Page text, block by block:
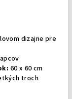
dizajne pre
60 x 60 cm
troch